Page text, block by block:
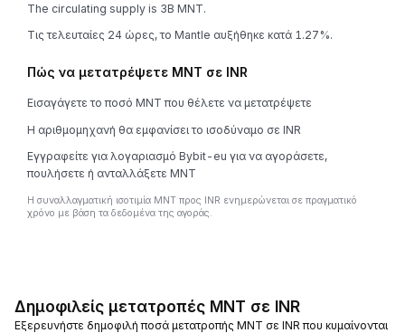
The circulating supply is 3B MNT.
Τις τελευταίες 24 ώρες, το Mantle αυξήθηκε κατά 1.27%.
Πώς να μετατρέψετε MNT σε INR
Εισαγάγετε το ποσό MNT που θέλετε να μετατρέψετε
Η αριθμομηχανή θα εμφανίσει το ισοδύναμο σε INR
Εγγραφείτε για λογαριασμό Bybit-eu για να αγοράσετε,
πουλήσετε ή ανταλλάξετε MNT
Η συναλλαγματική ισοτιμία MNT προς INR ενημερώνεται σε πραγματικό
χρόνο με βάση τα δεδομένα της αγοράς.
Δημοφιλείς μετατροπές MNT σε INR
Εξερευνήστε δημοφιλή ποσά μετατροπής MNT σε INR που κυμαίνονται